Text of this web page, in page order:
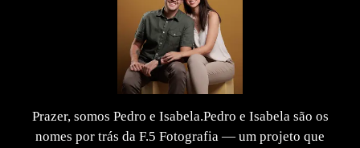
Prazer, somos Pedro e Isabela.Pedro e Isabela são os
nomes por trás da F.5 Fotografia — um projeto que